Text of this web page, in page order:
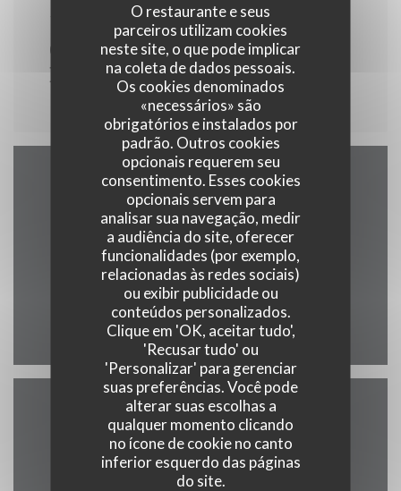
O restaurante e seus
parceiros utilizam cookies
neste site, o que pode implicar
na coleta de dados pessoais.
Os cookies denominados
«necessários» são
obrigatórios e instalados por
padrão. Outros cookies
opcionais requerem seu
consentimento. Esses cookies
opcionais servem para
analisar sua navegação, medir
a audiência do site, oferecer
funcionalidades (por exemplo,
relacionadas às redes sociais)
ou exibir publicidade ou
conteúdos personalizados.
Clique em 'OK, aceitar tudo',
'Recusar tudo' ou
'Personalizar' para gerenciar
suas preferências. Você pode
alterar suas escolhas a
qualquer momento clicando
no ícone de cookie no canto
inferior esquerdo das páginas
do site.
TODOS OS DIAS DO 11H00 NO 16H00
COMMANDEZ À EMPORTER ET
EN LIVRAISON !
Mapa e Contacto
5, rue du saumon 67000 Strasbourg
03 67 07 09 38
Contacte-nos